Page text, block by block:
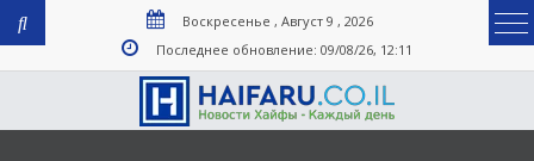
Воскресенье , Август 9 , 2026
Последнее обновление: 09/08/26, 12:11